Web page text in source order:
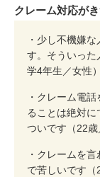
クレーム対応が
・少し不機嫌
す。そういった
学4年生／女性）
・クレーム電
ることは絶対に
ついです（22歳
・クレームを
で苦しいです（